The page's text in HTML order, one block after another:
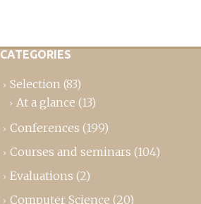
CATEGORIES
Selection (83)
At a glance (13)
Conferences (199)
Courses and seminars (104)
Evaluations (2)
Computer Science (20)